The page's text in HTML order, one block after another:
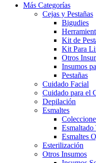
Más Categorías
Cejas y Pestañas
Bigudies
Kit de
Kit Para
Otros
Insumos
Pestañas
Cuidado Facial
Cuidado para el
Depilación
Esmaltes
Esmaltado
Esmaltes
Esterilización
Otros Insumos